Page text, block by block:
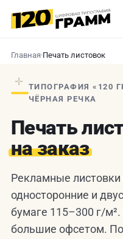
Главная·Печать листовок
✛
ТИПОГРАФИЯ «120
ЧЁРНАЯ РЕЧКА
Печать
на заказ
Рекламные
односторонние и
бумаге 115–300 г/
большие офсетом.